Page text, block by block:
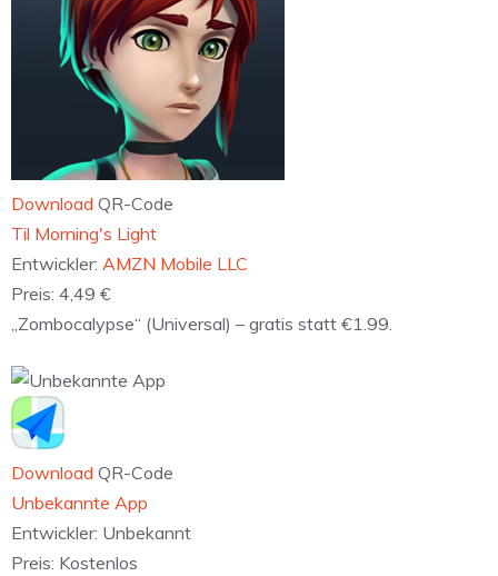
Download QR-Code
‎Til Morning's Light
Entwickler: AMZN Mobile LLC
Preis: 4,49 €
„Zombocalypse“ (Universal) – gratis statt €1.99.
Download QR-Code
Unbekannte App
Entwickler: Unbekannt
Preis: Kostenlos